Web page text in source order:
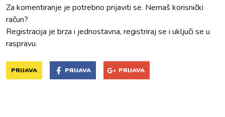
Za komentiranje je potrebno prijaviti se. Nemaš korisnički
račun?
Registracija je brza i jednostavna, registriraj se i uključi se u
raspravu.
PRIJAVA PRIJAVA PRIJAVA